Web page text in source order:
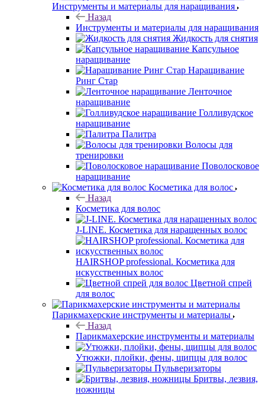
Инструменты и материалы для наращивания
Назад
Инструменты и материалы для наращивания
Жидкость для снятия
Капсульное
наращивание
Наращивание
Ринг Стар
Ленточное
наращивание
Голливудское
наращивание
Палитра
Волосы для
тренировки
Поволосковое
наращивание
Косметика для волос
Назад
Косметика для волос
J-LINE. Косметика для наращенных волос
HAIRSHOP professional. Косметика для
искусственных волос
Цветной спрей
для волос
Парикмахерские инструменты и материалы
Назад
Парикмахерские инструменты и материалы
Утюжки, плойки, фены, щипцы для волос
Пульверизаторы
Бритвы, лезвия,
ножницы